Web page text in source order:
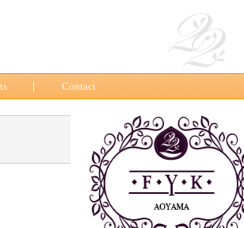
Contact